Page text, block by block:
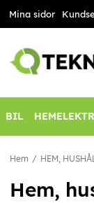
Mina sidor
BIL
Hem HEM,
Hem,